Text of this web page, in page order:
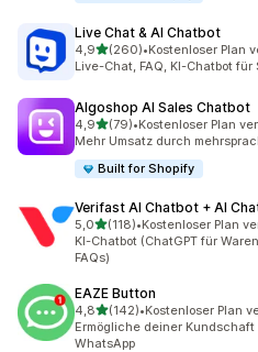
Live Chat & AI Chatbot
4,9von 5 Sternen
(260)
260 Rezensionen insgesamt
•Kostenloser Plan
Live-Chat, FAQ, KI-Chatbot
Algoshop AI Sales Chatbot
4,9von 5 Sternen
(79)
79 Rezensionen insgesamt
•Kostenloser Plan
Mehr Umsatz durch
Built for Shopify
Verifast AI Chatbot + AI
5,0von 5 Sternen
(118)
118 Rezensionen insgesamt
•Kostenloser Plan
KI-Chatbot (ChatGPT für
FAQs)
EAZE Button
4,8von 5 Sternen
(142)
142 Rezensionen insgesamt
•Kostenloser Plan
Ermögliche deiner
WhatsApp